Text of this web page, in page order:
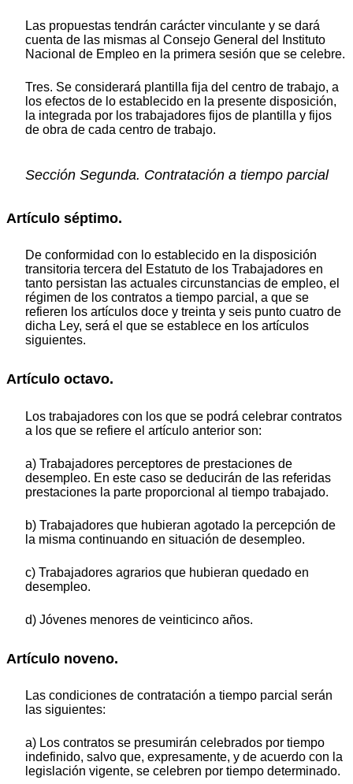
Las propuestas tendrán carácter vinculante y se dará
cuenta de las mismas al Consejo General del Instituto
Nacional de Empleo en la primera sesión que se celebre.
Tres. Se considerará plantilla fija del centro de trabajo, a
los efectos de lo establecido en la presente disposición,
la integrada por los trabajadores fijos de plantilla y fijos
de obra de cada centro de trabajo.
Sección Segunda. Contratación a tiempo parcial
Artículo séptimo.
De conformidad con lo establecido en la disposición
transitoria tercera del Estatuto de los Trabajadores en
tanto persistan las actuales circunstancias de empleo, el
régimen de los contratos a tiempo parcial, a que se
refieren los artículos doce y treinta y seis punto cuatro de
dicha Ley, será el que se establece en los artículos
siguientes.
Artículo octavo.
Los trabajadores con los que se podrá celebrar contratos
a los que se refiere el artículo anterior son:
a) Trabajadores perceptores de prestaciones de
desempleo. En este caso se deducirán de las referidas
prestaciones la parte proporcional al tiempo trabajado.
b) Trabajadores que hubieran agotado la percepción de
la misma continuando en situación de desempleo.
c) Trabajadores agrarios que hubieran quedado en
desempleo.
d) Jóvenes menores de veinticinco años.
Artículo noveno.
Las condiciones de contratación a tiempo parcial serán
las siguientes:
a) Los contratos se presumirán celebrados por tiempo
indefinido, salvo que, expresamente, y de acuerdo con la
legislación vigente, se celebren por tiempo determinado.